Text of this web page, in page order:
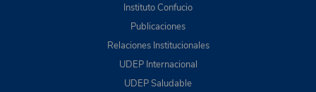
Instituto Confucio
Publicaciones
Relaciones Institucionales
UDEP Internacional
UDEP Saludable